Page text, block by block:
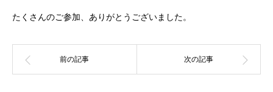
たくさんのご参加、ありがとうございました。